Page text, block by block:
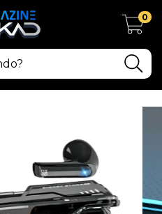
0